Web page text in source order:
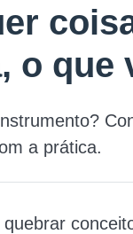
o que
a prática.